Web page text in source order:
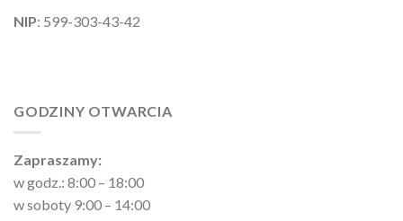
NIP: 599-303-43-42
GODZINY OTWARCIA
Zapraszamy:
w godz.: 8:00 – 18:00
w soboty 9:00 – 14:00